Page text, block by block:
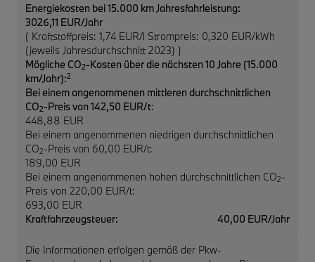
Energiekosten bei 15.000 km Jahresfahrleistung:
3026,11 EUR/Jahr
( Kraftstoffpreis: 1,74 EUR/l Strompreis: 0,320 EUR/kWh
(jeweils Jahresdurchschnitt 2023) )
Mögliche CO2-Kosten über die nächsten 10 Jahre (15.000
km/Jahr):2
Bei einem angenommenen mittleren durchschnittlichen
CO2-Preis von 142,50 EUR/t:
448,88 EUR
Bei einem angenommenen niedrigen durchschnittlichen
CO2-Preis von 60,00 EUR/t:
189,00 EUR
Bei einem angenommenen hohen durchschnittlichen CO2-
Preis von 220,00 EUR/t:
693,00 EUR
Kraftfahrzeugsteuer:
40,00 EUR/Jahr
Die Informationen erfolgen gemäß der Pkw-